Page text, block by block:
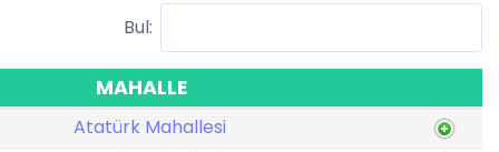
Bul:
MAHALLE
Atatürk Mahallesi